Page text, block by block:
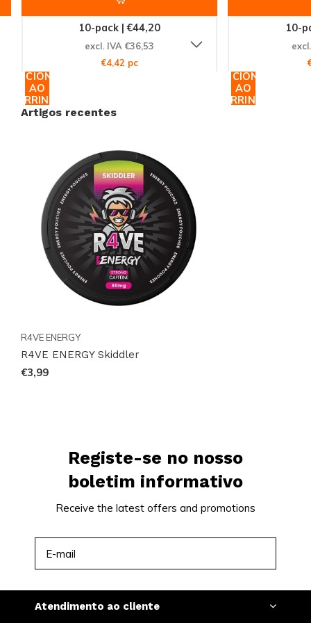
10-pack | €44,20
excl. IVA €36,53
€4,42 pc
ADICIONAR
AO
CARRINHO
10-
ADICIONAR
AO
CARRINHO
Artigos recentes
R4VE ENERGY
R4VE ENERGY Skiddler
€3,99
Registe-se no nosso
boletim informativo
Receive the latest offers and promotions
Atendimento ao cliente